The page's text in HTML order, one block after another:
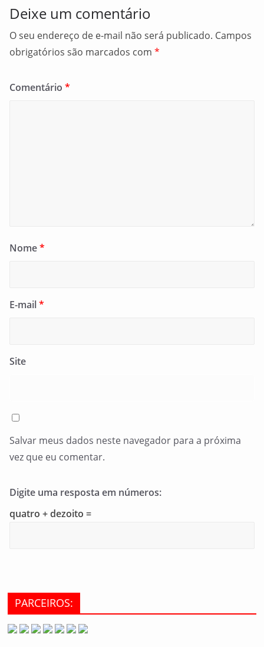
Deixe um comentário
O seu endereço de e-mail não será publicado. Campos
obrigatórios são marcados com *
Comentário *
Nome*
E-mail*
Site
Salvar meus dados neste navegador para a próxima
vez que eu comentar.
Digite uma resposta em números:
quatro + dezoito =
PARCEIROS: